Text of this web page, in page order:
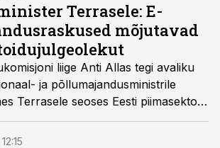
Terrasele: E-
mõjutavad
liige Anti Allas tegi avaliku
ja põllumajandusministrile
Terrasele seoses Eesti piimasektori